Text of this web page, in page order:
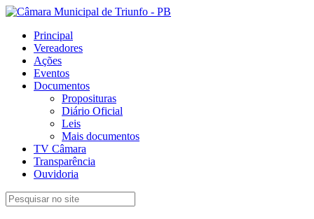
Principal
Vereadores
Ações
Eventos
Documentos
Proposituras
Diário Oficial
Leis
Mais documentos
TV Câmara
Transparência
Ouvidoria